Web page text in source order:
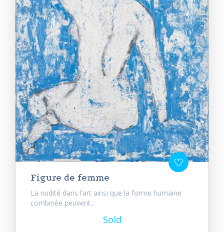
Figure de femme
La nudité dans l’art ainsi que la forme humaine
combinée peuvent...
Sold